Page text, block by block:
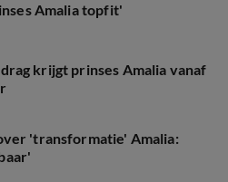
Amalia topfit'
krijgt prinses Amalia vanaf
'transformatie' Amalia: